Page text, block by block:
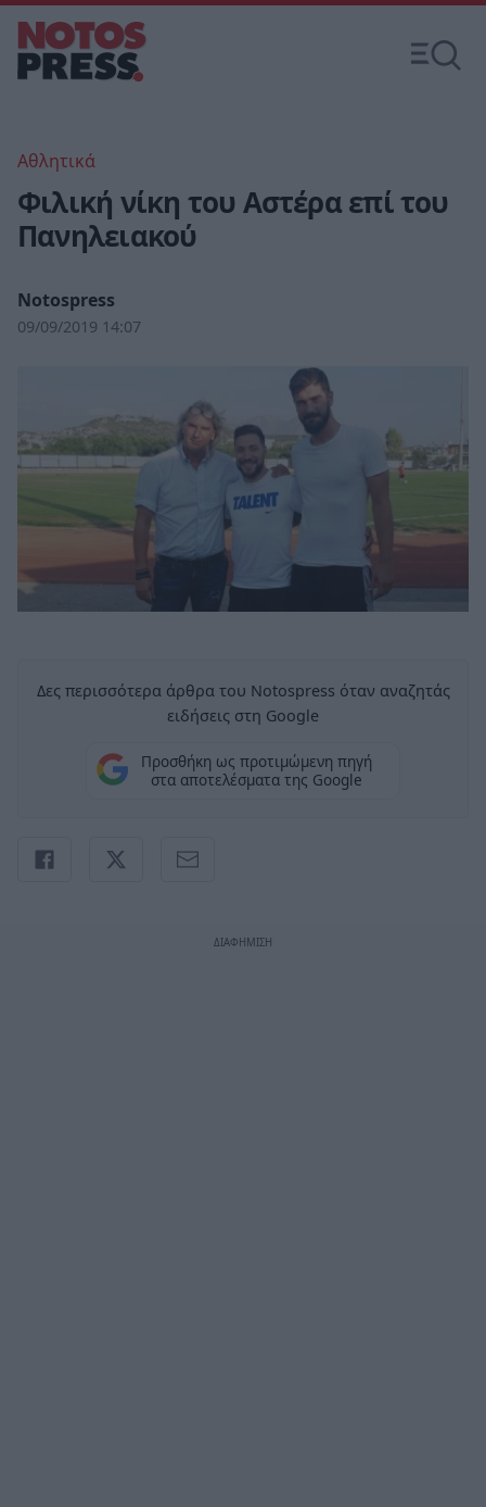
Αθλητικά
Φιλική νίκη του Αστέρα επί του
Πανηλειακού
Notospress
09/09/2019 14:07
Δες περισσότερα άρθρα του Notospress όταν αναζητάς
ειδήσεις στη Google
Προσθήκη ως προτιμώμενη πηγή
στα αποτελέσματα της Google